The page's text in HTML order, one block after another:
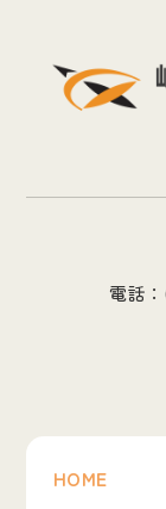
電話
HOME